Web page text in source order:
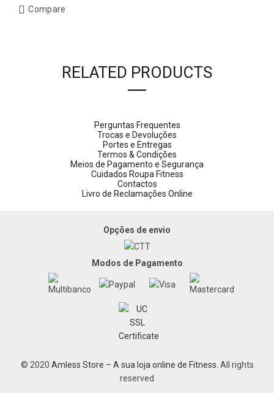
Compare
RELATED PRODUCTS
Perguntas Frequentes
Trocas e Devoluções
Portes e Entregas
Termos & Condições
Meios de Pagamento e Segurança
Cuidados Roupa Fitness
Contactos
Livro de Reclamações Online
Opções de envio
Modos de Pagamento
© 2020 Amless Store – A sua loja online de Fitness . All rights
reserved